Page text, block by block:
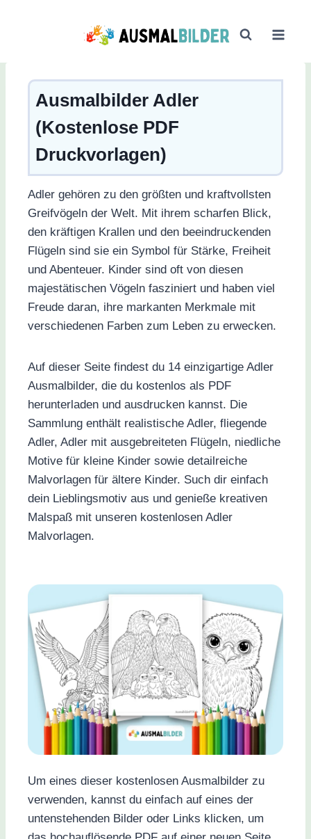
Ausmalbilder Adler
(Kostenlose PDF
Druckvorlagen)
Adler gehören zu den größten und kraftvollsten
Greifvögeln der Welt. Mit ihrem scharfen Blick,
den kräftigen Krallen und den beeindruckenden
Flügeln sind sie ein Symbol für Stärke, Freiheit
und Abenteuer. Kinder sind oft von diesen
majestätischen Vögeln fasziniert und haben viel
Freude daran, ihre markanten Merkmale mit
verschiedenen Farben zum Leben zu erwecken.
Auf dieser Seite findest du 14 einzigartige Adler
Ausmalbilder, die du kostenlos als PDF
herunterladen und ausdrucken kannst. Die
Sammlung enthält realistische Adler, fliegende
Adler, Adler mit ausgebreiteten Flügeln, niedliche
Motive für kleine Kinder sowie detailreiche
Malvorlagen für ältere Kinder. Such dir einfach
dein Lieblingsmotiv aus und genieße kreativen
Malspaß mit unseren kostenlosen Adler
Malvorlagen.
Um eines dieser kostenlosen Ausmalbilder zu
verwenden, kannst du einfach auf eines der
untenstehenden Bilder oder Links klicken, um